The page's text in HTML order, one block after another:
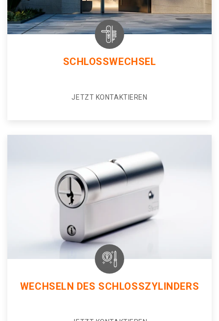
SCHLOSSWECHSEL
JETZT KONTAKTIEREN
WECHSELN DES SCHLOSSZYLINDERS